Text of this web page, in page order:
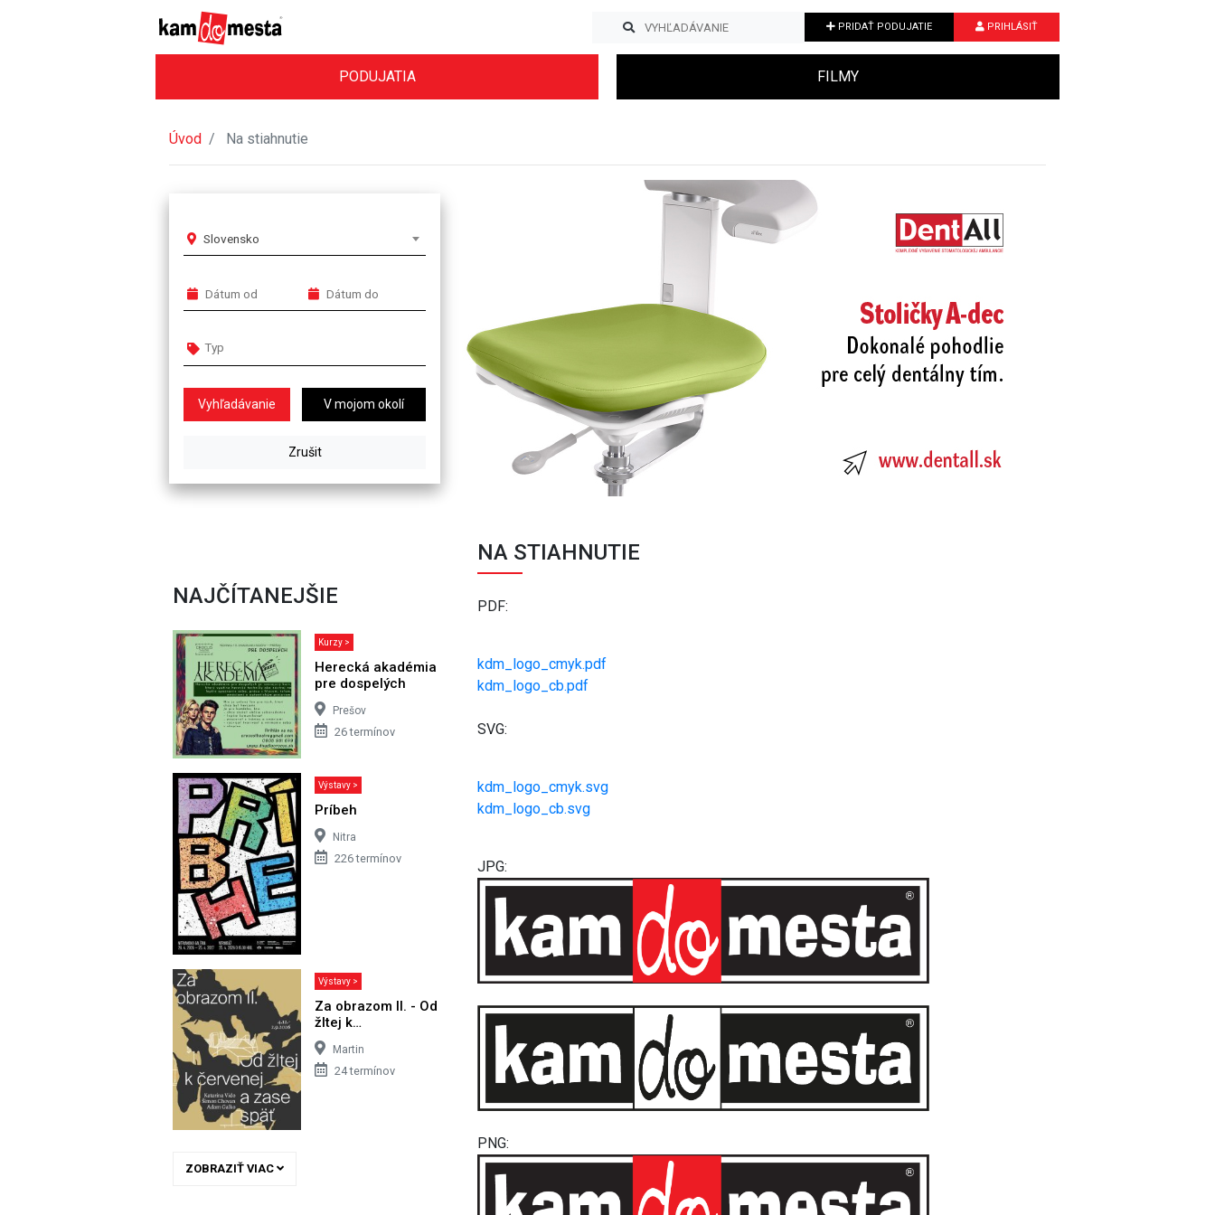
PRIDAŤ PODUJATIE PRIHLÁSIŤ
PODUJATIA FILMY
Úvod Na stiahnutie
Slovensko
V mojom okolí
Previous Next
NAJČÍTANEJŠIE
Kurzy >
Herecká akadémia
pre dospelých
Prešov
26 termínov
Výstavy >
Príbeh
Nitra
226 termínov
Výstavy >
Za obrazom II. - Od
žltej k…
Martin
24 termínov
ZOBRAZIŤ VIAC
NA STIAHNUTIE
PDF:
kdm_logo_cmyk.pdf
kdm_logo_cb.pdf
SVG:
kdm_logo_cmyk.svg
kdm_logo_cb.svg
JPG:
PNG: